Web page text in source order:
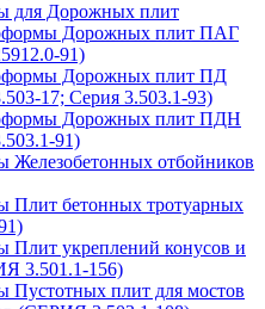
для Дорожных плит
Дорожных плит ПАГ
91)
Дорожных плит ПД
17; Серия 3.503.1-93)
Дорожных плит ПДН
91)
Железобетонных отбойников
Плит бетонных тротуарных
Плит укреплений конусов и
3.501.1-156)
Пустотных плит для мостов